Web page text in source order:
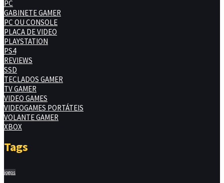
PC
GABINETE GAMER
PC OU CONSOLE
PLACA DE VIDEO
PLAYSTATION
PS4
REVIEWS
SSD
TECLADOS GAMER
TV GAMER
VIDEO GAMES
VIDEOGAMES PORTÁTEIS
VOLANTE GAMER
XBOX
Tags
jogos